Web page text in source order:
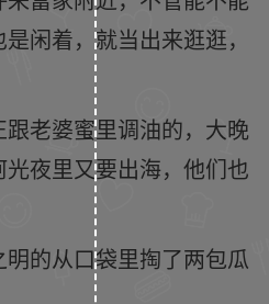
闲着，就当出来逛逛，
老婆蜜里调油的，大晚
夜里又要出海，他们也
的从口袋里掏了两包瓜